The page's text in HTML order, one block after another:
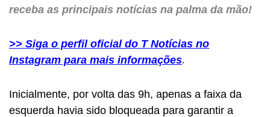
receba as principais notícias na palma da mão!
>> Siga o perfil oficial do T Notícias no
Instagram para mais informações.
Inicialmente, por volta das 9h, apenas a faixa da
esquerda havia sido bloqueada para garantir a